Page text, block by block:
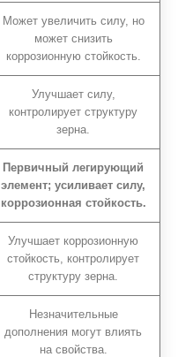
Может увеличить силу, но
может снизить
коррозионную стойкость.
Улучшает силу,
контролирует структуру
зерна.
Первичный легирующий
элемент; усиливает силу,
коррозионная стойкость.
Улучшает коррозионную
стойкость, контролирует
структуру зерна.
Незначительные
дополнения могут влиять
на свойства.